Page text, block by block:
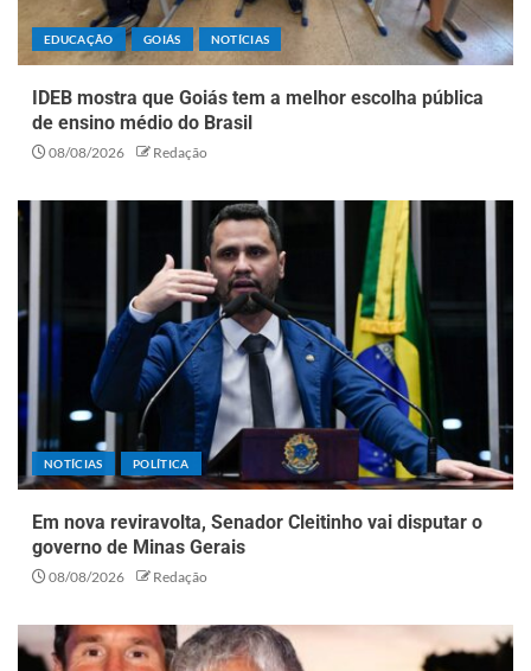
EDUCAÇÃO GOIÁS NOTÍCIAS
IDEB mostra que Goiás tem a melhor escolha pública
de ensino médio do Brasil
08/08/2026 Redação
NOTÍCIAS POLÍTICA
Em nova reviravolta, Senador Cleitinho vai disputar o
governo de Minas Gerais
08/08/2026 Redação